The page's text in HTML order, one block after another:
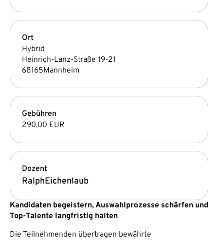
Ort
Hybrid
Heinrich-Lanz-Straße 19-21
68165Mannheim
Gebühren
290,00 EUR
Dozent
RalphEichenlaub
Kandidaten begeistern, Auswahlprozesse schärfen und
Top-Talente langfristig halten
Die Teilnehmenden übertragen bewährte